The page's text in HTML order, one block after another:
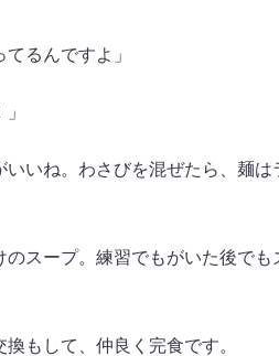
るんですよ」
いね。わさびを混ぜたら、麺
スープ。練習でもがいた後で
もして、仲良く完食です。